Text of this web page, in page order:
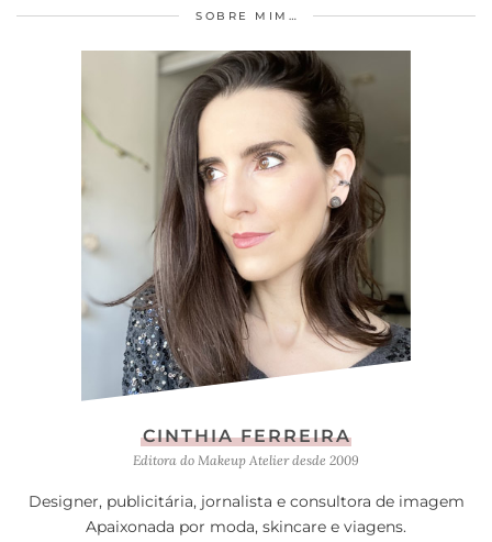
SOBRE MIM…
CINTHIA FERREIRA
Editora do Makeup Atelier desde 2009
Designer, publicitária, jornalista e consultora de imagem
Apaixonada por moda, skincare e viagens.